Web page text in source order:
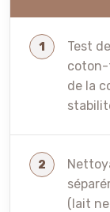
Test
coton-
de la
(lait